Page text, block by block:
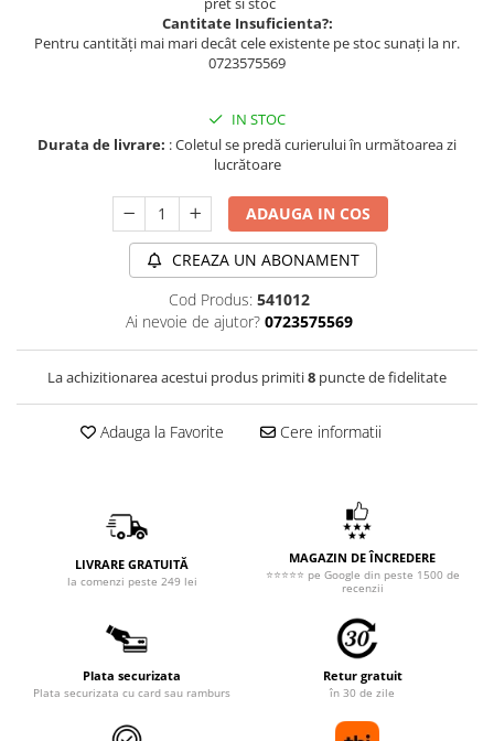
Cantitate Insuficienta?:
Pentru cantități mai mari decât cele existente pe stoc sunați la nr.
0723575569
IN STOC
Durata de livrare: : Coletul se predă curierului în următoarea zi
lucrătoare
ADAUGA IN COS
CREAZA UN ABONAMENT
Cod Produs: 541012
Ai nevoie de ajutor? 0723575569
La achizitionarea acestui produs primiti8 puncte de fidelitate
Adauga la Favorite Cere informatii
LIVRARE GRATUITĂ
la comenzi peste 249 lei
MAGAZIN DE ÎNCREDERE
⭐⭐⭐⭐⭐ pe Google din peste 1500 de
recenzii
Plata securizata
Plata securizata cu card sau ramburs
Retur gratuit
în 30 de zile